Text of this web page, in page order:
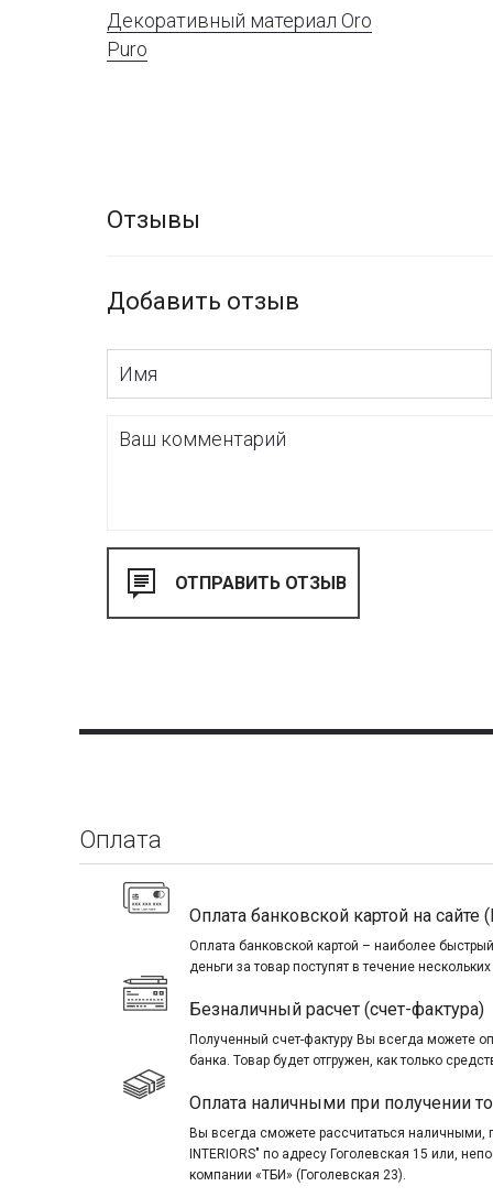
Декоративный материал Oro
Puro
Отзывы
Добавить отзыв
Оплата
Оплата банковской картой на сайте
Оплата банковской картой – наиболее
деньги за товар поступят в течение
Безналичный расчет (счет-фактура)
Полученный счет-фактуру Вы всегда можете
банка. Товар будет отгружен, как только
Оплата наличными при получении
Вы всегда сможете рассчитаться наличными,
INTERIORS" по адресу Гоголевская 15 или,
компании «ТБИ» (Гоголевская 23).